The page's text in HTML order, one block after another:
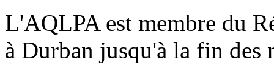
L'AQLPA est membre du
à Durban jusqu'à la fin des